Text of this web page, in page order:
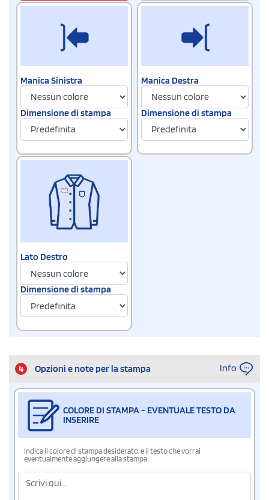
Manica Sinistra
Dimensione di stampa
Manica Destra
Dimensione di stampa
Lato Destro
Dimensione di stampa
4 Opzioni e note per la stampa Info
COLORE DI STAMPA - EVENTUALE TESTO DA
INSERIRE
Indica il colore di stampa desiderato, e il testo che vorrai
eventualmente aggiungere alla stampa.